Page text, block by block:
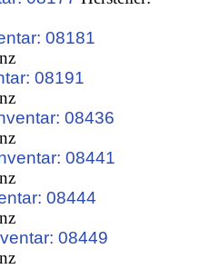
08181
08191
08436
08441
08444
08449